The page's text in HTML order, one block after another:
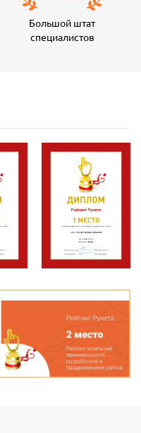
Большой штат
специалистов